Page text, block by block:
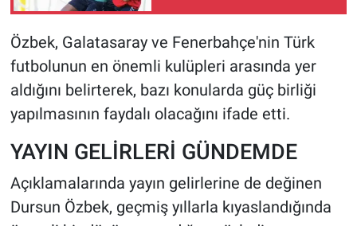
Özbek, Galatasaray ve Fenerbahçe'nin Türk
futbolunun en önemli kulüpleri arasında yer
aldığını belirterek, bazı konularda güç birliği
yapılmasının faydalı olacağını ifade etti.
YAYIN GELİRLERİ GÜNDEMDE
Açıklamalarında yayın gelirlerine de değinen
Dursun Özbek, geçmiş yıllarla kıyaslandığında